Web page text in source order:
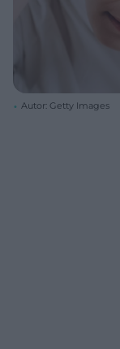
Autor: Getty Images